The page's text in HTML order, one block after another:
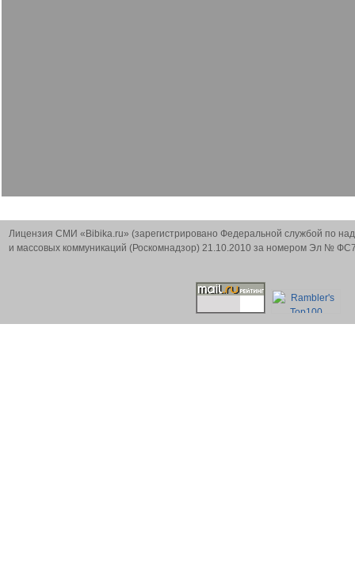
Лицензия СМИ «Bibika.ru» (зарегистрировано Федеральной службой по
и массовых коммуникаций (Роскомнадзор) 21.10.2010 за номером Эл №